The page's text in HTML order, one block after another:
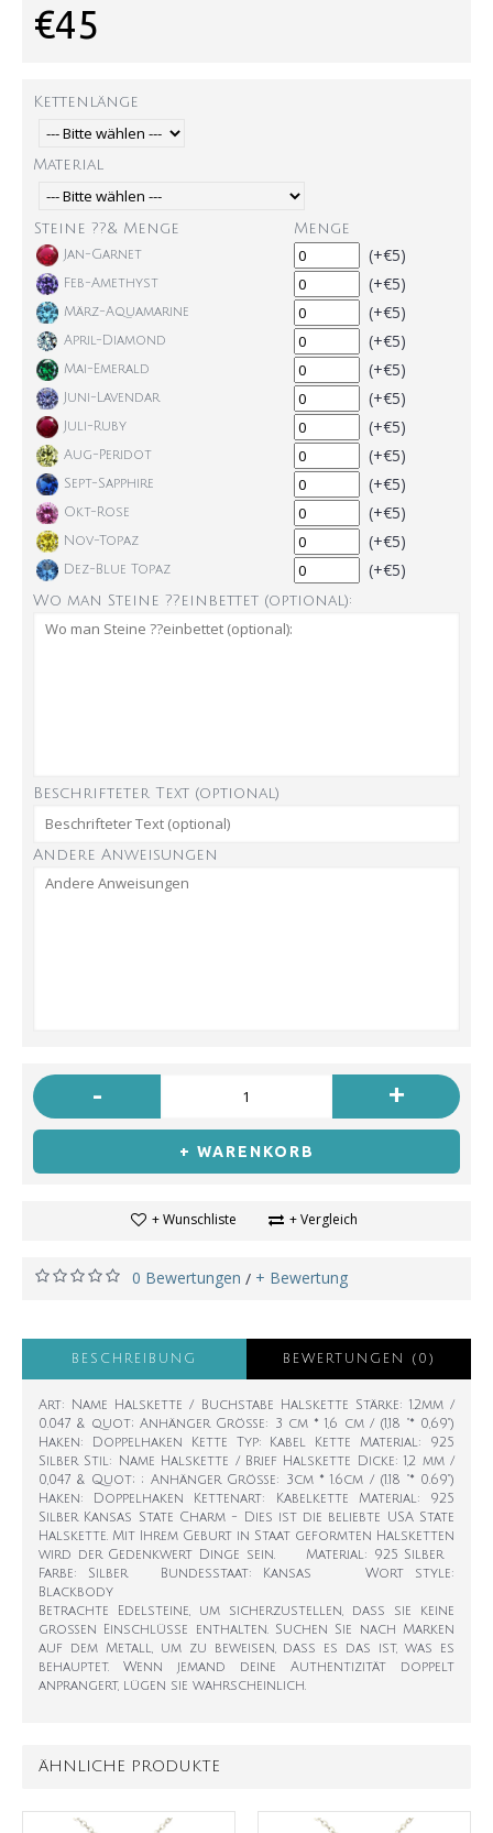
€45
Kettenlänge
Material
Steine ??& Menge Menge
Jan-Garnet (+€5)
Feb-Amethyst (+€5)
März-Aquamarine (+€5)
April-Diamond (+€5)
Mai-Emerald (+€5)
Juni-Lavendar (+€5)
Juli-Ruby (+€5)
Aug-Peridot (+€5)
Sept-Sapphire (+€5)
Okt-Rose (+€5)
Nov-Topaz (+€5)
Dez-Blue Topaz (+€5)
Wo man Steine ??einbettet (optional):
Beschrifteter Text (optional)
Andere Anweisungen
- +
+ WARENKORB
+ Wunschliste + Vergleich
0 Bewertungen / + Bewertung
BESCHREIBUNG BEWERTUNGEN (0)
Art: Name Halskette / Buchstabe Halskette Stärke: 1.2mm /
0.047 & quot; Anhänger Größe: 3 cm * 1,6 cm / (1,18 "* 0,69")
Haken: Doppelhaken Kette Typ: Kabel Kette Material: 925
Silber Stil: Name Halskette / Brief Halskette Dicke: 1,2 mm /
0,047 & Quot; ; Anhänger Größe: 3cm * 1.6cm / (1.18 "* 0.69")
Haken: Doppelhaken Kettenart: Kabelkette Material: 925
Silber Kansas State Charm - Dies ist die beliebte USA State
Halskette. Mit Ihrem Geburt in Staat geformten Halsketten
wird der Gedenkwert Dinge sein. Material: 925 Silber
Farbe: Silber Bundesstaat: Kansas Wort style:
Blackbody
Betrachte Edelsteine, um sicherzustellen, dass sie keine
großen Einschlüsse enthalten. Suchen Sie nach Marken
auf dem Metall, um zu beweisen, dass es das ist, was es
behauptet. Wenn jemand deine Authentizität doppelt
anprangert, lügen sie wahrscheinlich.
ÄHNLICHE PRODUKTE